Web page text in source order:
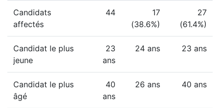
Candidats
affectés
44
17
(38.6%)
27
(61.4%)
Candidat le plus
jeune
23
ans
24 ans 23 ans
Candidat le plus
âgé
40
ans
26 ans 40 ans